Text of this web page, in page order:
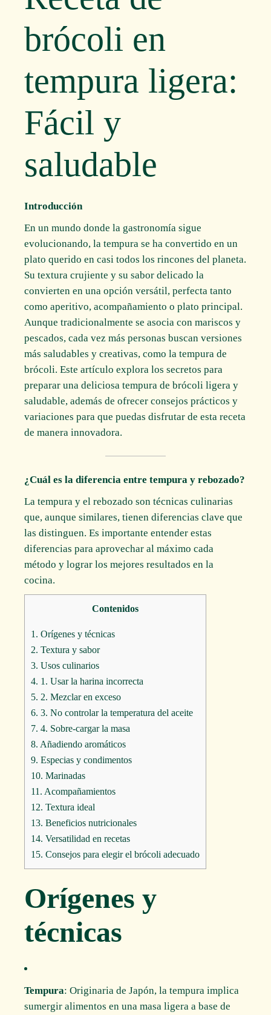
brócoli en
tempura ligera:
Fácil y
saludable
Introducción
En un mundo donde la gastronomía sigue
evolucionando, la tempura se ha convertido en un
plato querido en casi todos los rincones del planeta.
Su textura crujiente y su sabor delicado la
convierten en una opción versátil, perfecta tanto
como aperitivo, acompañamiento o plato principal.
Aunque tradicionalmente se asocia con mariscos y
pescados, cada vez más personas buscan versiones
más saludables y creativas, como la tempura de
brócoli. Este artículo explora los secretos para
preparar una deliciosa tempura de brócoli ligera y
saludable, además de ofrecer consejos prácticos y
variaciones para que puedas disfrutar de esta receta
de manera innovadora.
¿Cuál es la diferencia entre tempura y rebozado?
La tempura y el rebozado son técnicas culinarias
que, aunque similares, tienen diferencias clave que
las distinguen. Es importante entender estas
diferencias para aprovechar al máximo cada
método y lograr los mejores resultados en la
cocina.
Contenidos
1. Orígenes y técnicas
2. Textura y sabor
3. Usos culinarios
4. 1. Usar la harina incorrecta
5. 2. Mezclar en exceso
6. 3. No controlar la temperatura del aceite
7. 4. Sobre-cargar la masa
8. Añadiendo aromáticos
9. Especias y condimentos
10. Marinadas
11. Acompañamientos
12. Textura ideal
13. Beneficios nutricionales
14. Versatilidad en recetas
15. Consejos para elegir el brócoli adecuado
Orígenes y
técnicas
Tempura: Originaria de Japón, la tempura implica
sumergir alimentos en una masa ligera a base de